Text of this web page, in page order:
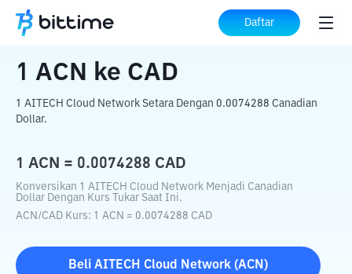
Daftar
Beranda Konverter Kripto ke CAD
1 ACN ke CAD
1 AITECH Cloud Network Setara Dengan 0.0074288 Canadian
Dollar.
1 ACN = 0.0074288 CAD
Konversikan 1 AITECH Cloud Network Menjadi Canadian
Dollar Dengan Kurs Tukar Saat Ini.
ACN/CAD Kurs: 1 ACN = 0.0074288 CAD
Beli AITECH Cloud Network (ACN )